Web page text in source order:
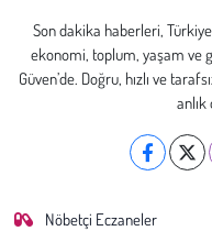
Son dakika haberleri,
ekonomi, toplum, yaşam ve
Güven’de. Doğru, hızlı ve
Nöbetçi Eczaneler